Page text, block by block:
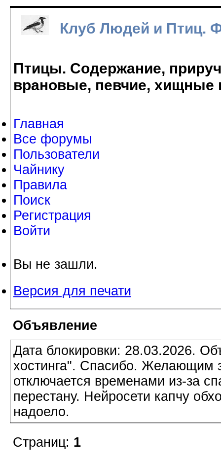
Клуб Людей и Птиц.
Птицы. Содержание,
врановые, певчие, хищные
Главная
Все форумы
Пользователи
Чайнику
Правила
Поиск
Регистрация
Войти
Вы не зашли.
Версия для печати
Объявление
Дата блокировки: 28.03.2026.
хостинга". Спасибо. Желающим
отключается временами из-за
перестану. Нейросети капчу
надоело.
Страниц: 1